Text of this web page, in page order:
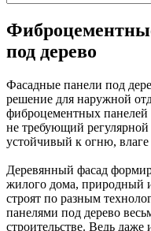
под дерево
Фасадные панели под
решение для наружной
фиброцементных панелей
не требующий
устойчивый к огню,
Деревянный фасад
жилого дома, природный
строят по разным
панелями под дерево
строительстве. Ведь даже